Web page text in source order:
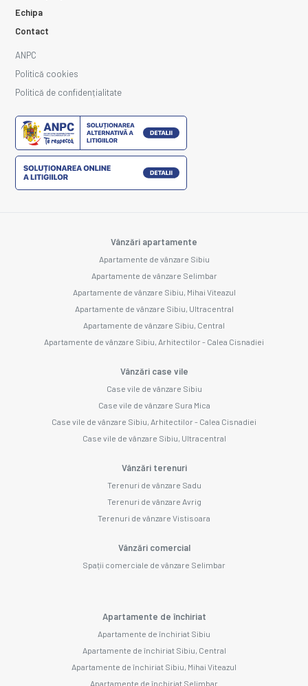
Echipa
Contact
ANPC
Politică cookies
Politică de confidențialitate
Vânzări apartamente
Apartamente de vânzare Sibiu
Apartamente de vânzare Selimbar
Apartamente de vânzare Sibiu, Mihai Viteazul
Apartamente de vânzare Sibiu, Ultracentral
Apartamente de vânzare Sibiu, Central
Apartamente de vânzare Sibiu, Arhitectilor - Calea Cisnadiei
Vânzări case vile
Case vile de vânzare Sibiu
Case vile de vânzare Sura Mica
Case vile de vânzare Sibiu, Arhitectilor - Calea Cisnadiei
Case vile de vânzare Sibiu, Ultracentral
Vânzări terenuri
Terenuri de vânzare Sadu
Terenuri de vânzare Avrig
Terenuri de vânzare Vistisoara
Vânzări comercial
Spații comerciale de vânzare Selimbar
Apartamente de închiriat
Apartamente de închiriat Sibiu
Apartamente de închiriat Sibiu, Central
Apartamente de închiriat Sibiu, Mihai Viteazul
Apartamente de închiriat Selimbar